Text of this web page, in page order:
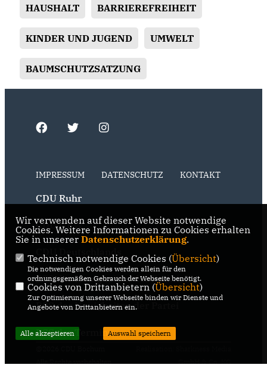
HAUSHALT BARRIEREFREIHEIT
KINDER UND JUGEND UMWELT
BAUMSCHUTZSATZUNG
IMPRESSUM DATENSCHUTZ KONTAKT
CDU Ruhr
CDU NRW
RSS der Neuigkeiten der Fraktion
RSS der Neuigkeiten der Partei
RSS der Termine
Wir verwenden auf dieser Website notwendige
Cookies. Weitere Informationen zu Cookies erhalten
Sie in unserer Datenschutzerklärung.
Technisch notwendige Cookies (Übersicht)
Die notwendigen Cookies werden allein für den
ordnungsgemäßen Gebrauch der Webseite benötigt.
Cookies von Drittanbietern (Übersicht)
Zur Optimierung unserer Webseite binden wir Dienste und
Angebote von Drittanbietern ein.
Alle akzeptieren Auswahl speichern